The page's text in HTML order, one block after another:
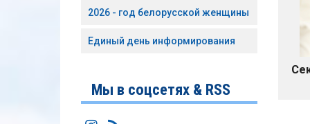
2026 - год белорусской женщины
Единый день информирования
Мы в соцсетях & RSS